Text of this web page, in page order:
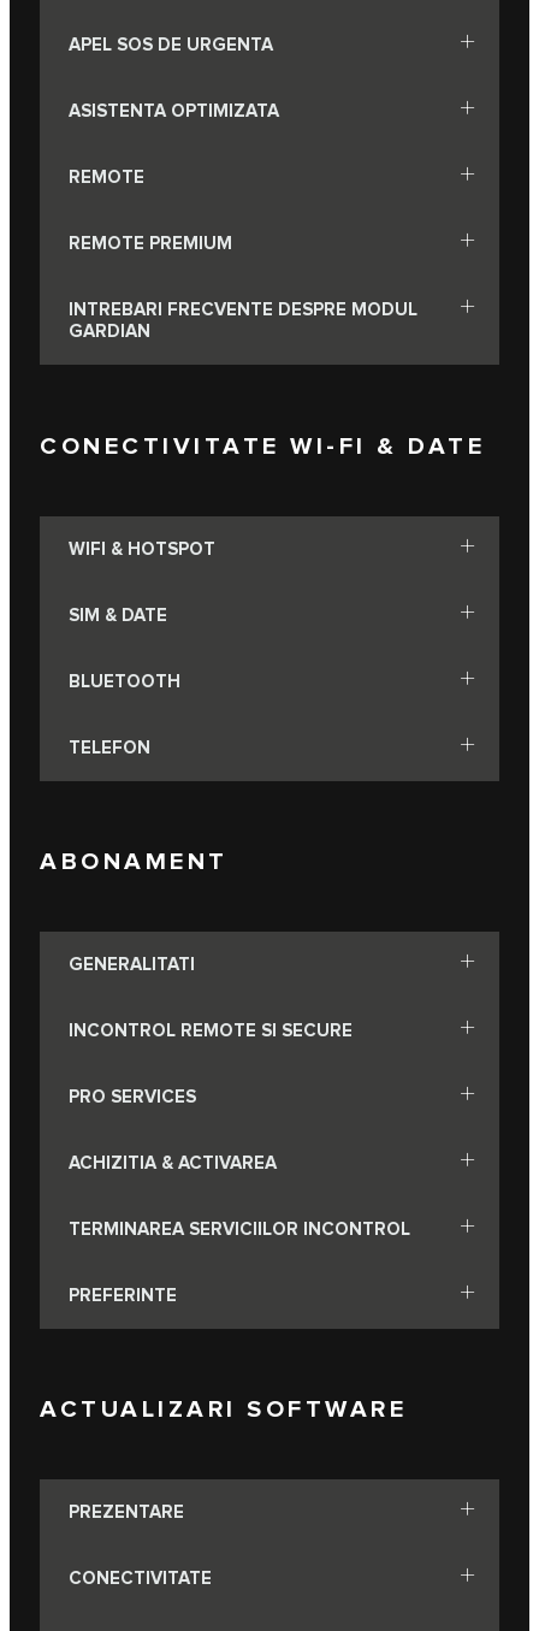
APEL SOS DE URGENTA
ASISTENTA OPTIMIZATA
REMOTE
REMOTE PREMIUM
INTREBARI FRECVENTE DESPRE MODUL
GARDIAN
CONECTIVITATE WI-FI & DATE
WIFI & HOTSPOT
SIM & DATE
BLUETOOTH
TELEFON
ABONAMENT
GENERALITATI
INCONTROL REMOTE SI SECURE
PRO SERVICES
ACHIZITIA & ACTIVAREA
TERMINAREA SERVICIILOR INCONTROL
PREFERINTE
ACTUALIZARI SOFTWARE
PREZENTARE
CONECTIVITATE